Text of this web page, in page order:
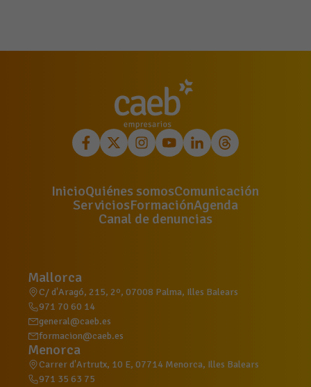
InicioQuiénes somosComunicación
ServiciosFormaciónAgenda
Canal de denuncias
Mallorca
C/ d'Aragó, 215, 2º, 07008 Palma, Illes Balears
971 70 60 14
general@caeb.es
formacion@caeb.es
Menorca
Carrer d'Artrutx, 10 E, 07714 Menorca, Illes Balears
971 35 63 75